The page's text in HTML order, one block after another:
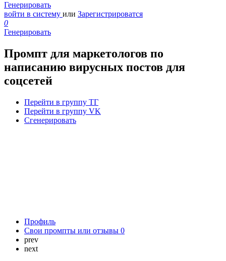
Генерировать
войти в систему или Зарегистрироватся
0
Генерировать
Промпт для маркетологов по
написанию вирусных постов для
соцсетей
Перейти в группу ТГ
Перейти в группу VK
Сгенерировать
Профиль
Свои промпты или отзывы 0
prev
next